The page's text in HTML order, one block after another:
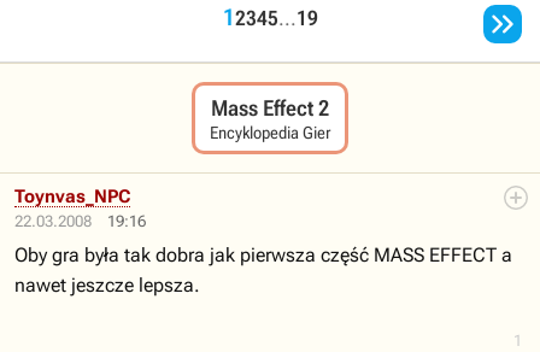
12345...19 
Mass Effect 2
Encyklopedia Gier
22.03.2008 19:16
1
Toynvas_NPC
Oby gra była tak dobra jak pierwsza część MASS EFFECT a
nawet jeszcze lepsza.